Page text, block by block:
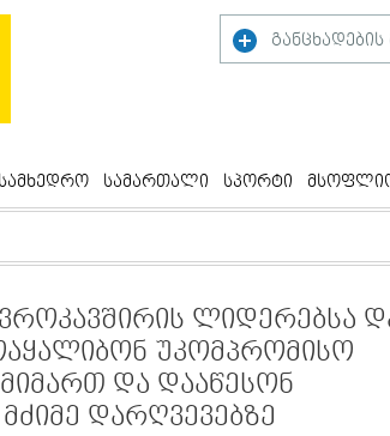
განცხადების
სამხედრო სამართალი სპორტი
ლიდერებსა
უკომპრომისო
და დააწესონ
დარღვევებზე